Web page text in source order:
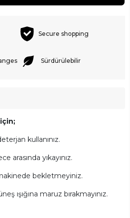
Secure shopping
Sürdürülebilir
kullanınız.
arasında yıkayınız.
bekletmeyiniz.
ışığına maruz bırakmayınız.